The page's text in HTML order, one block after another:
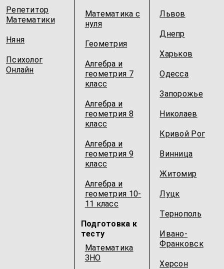
Репетитор
Математики
Няня
Психолог
Онлайн
Математика с
нуля
Геометрия
Алгебра и
геометрия 7
класс
Алгебра и
геометрия 8
класс
Алгебра и
геометрия 9
класс
Алгебра и
геометрия 10-
11 класс
Подготовка к
тесту
Математика
ЗНО
Львов
Днепр
Харьков
Одесcа
Запорожье
Николаев
Кривой Рог
Винница
Житомир
Луцк
Тернополь
Ивано-
Франковск
Херсон